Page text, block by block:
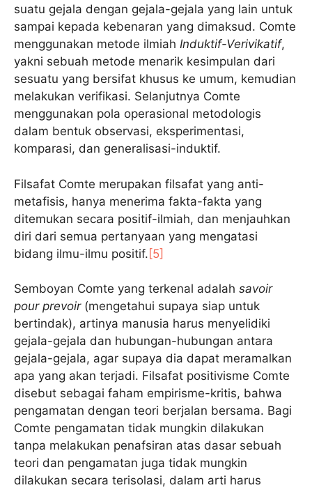
suatu gejala dengan gejala-gejala yang lain untuk
sampai kepada kebenaran yang dimaksud. Comte
menggunakan metode ilmiah Induktif-Verivikatif,
yakni sebuah metode menarik kesimpulan dari
sesuatu yang bersifat khusus ke umum, kemudian
melakukan verifikasi. Selanjutnya Comte
menggunakan pola operasional metodologis
dalam bentuk observasi, eksperimentasi,
komparasi, dan generalisasi-induktif.
Filsafat Comte merupakan filsafat yang anti-
metafisis, hanya menerima fakta-fakta yang
ditemukan secara positif-ilmiah, dan menjauhkan
diri dari semua pertanyaan yang mengatasi
bidang ilmu-ilmu positif. [5]
Semboyan Comte yang terkenal adalah savoir
pour prevoir(mengetahui supaya siap untuk
bertindak), artinya manusia harus menyelidiki
gejala-gejala dan hubungan-hubungan antara
gejala-gejala, agar supaya dia dapat meramalkan
apa yang akan terjadi. Filsafat positivisme Comte
disebut sebagai faham empirisme-kritis, bahwa
pengamatan dengan teori berjalan bersama. Bagi
Comte pengamatan tidak mungkin dilakukan
tanpa melakukan penafsiran atas dasar sebuah
teori dan pengamatan juga tidak mungkin
dilakukan secara terisolasi, dalam arti harus